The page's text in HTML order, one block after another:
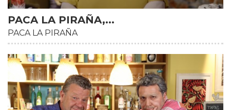
PACA LA PIRAÑA,...
PACA LA PIRAÑA